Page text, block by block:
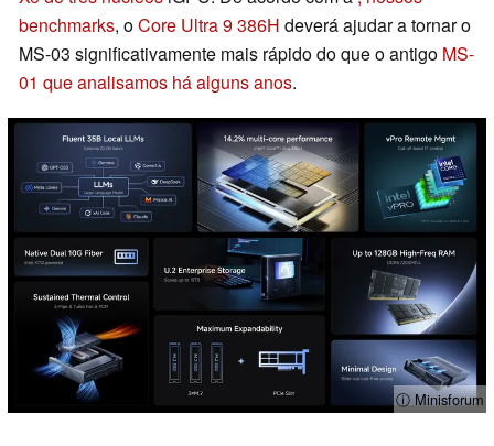
benchmarks, oCore Ultra 9 386H deverá ajudar a tornar o
MS-03 significativamente mais rápido do que o antigo MS-
01 que analisamos há alguns anos.
ⓘ Minisforum